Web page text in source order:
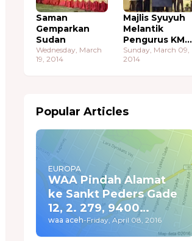
Saman
Gemparkan
Sudan
Wednesday, March
19, 2014
Majlis Syuyuh
Melantik
Pengurus KMA
Sudan
Sunday, March 09,
2014
Popular Articles
EUROPA
WAA Pindah Alamat
ke Sankt Peders Gade
12, 2. 279, 9400
Nørresundby
waa aceh-Friday, April 08, 2016